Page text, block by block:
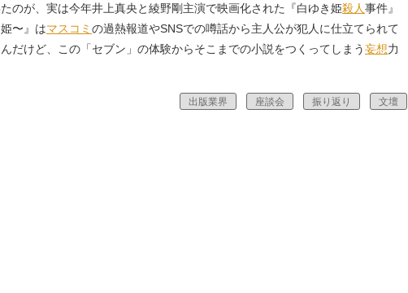
のが、実は今年井上真央と綾野剛主演で映画化された『白ゆき姫殺人事件』
〜』はマスコミ の過熱報道やSNSでの噂話から主人公が犯人に仕立てられて
だけど、この「セブン」の体験からそこまでの小説をつくってしまう妄想力
出版業界 座談会 振り返り 文壇